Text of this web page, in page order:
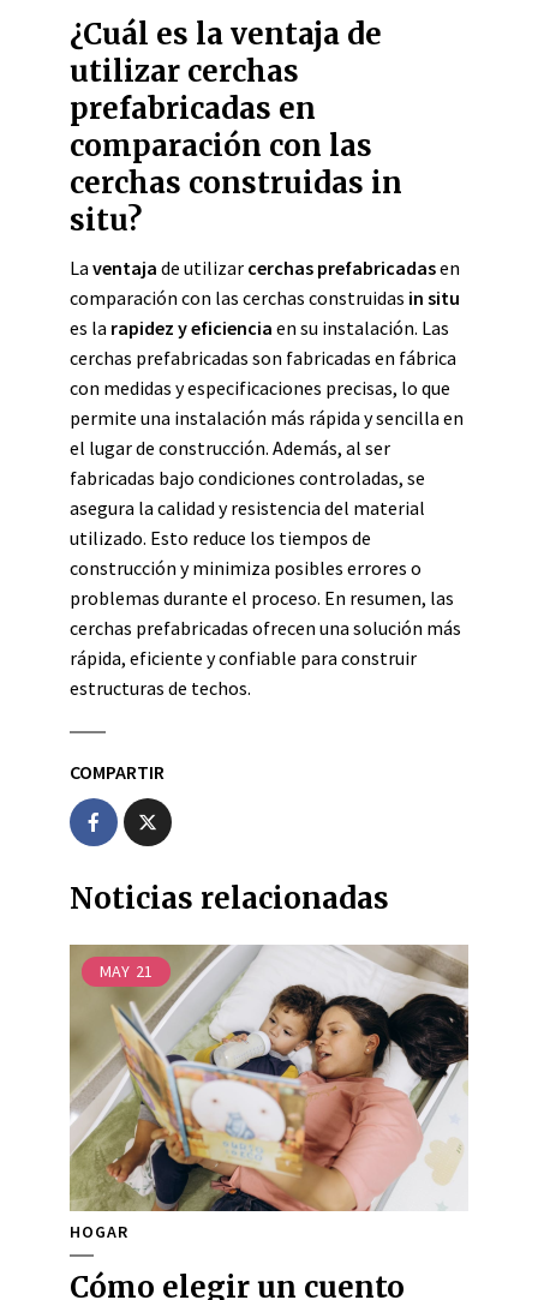
¿Cuál es la ventaja de
utilizar cerchas
prefabricadas en
comparación con las
cerchas construidas in
situ?
La ventaja de utilizar cerchas prefabricadasen
comparación con las cerchas construidas in situ
es la rapidez y eficiencia en su instalación. Las
cerchas prefabricadas son fabricadas en fábrica
con medidas y especificaciones precisas, lo que
permite una instalación más rápida y sencilla en
el lugar de construcción. Además, al ser
fabricadas bajo condiciones controladas, se
asegura la calidad y resistencia del material
utilizado. Esto reduce los tiempos de
construcción y minimiza posibles errores o
problemas durante el proceso. En resumen, las
cerchas prefabricadas ofrecen una solución más
rápida, eficiente y confiable para construir
estructuras de techos.
COMPARTIR
Noticias relacionadas
MAY 21
HOGAR
Cómo elegir un cuento